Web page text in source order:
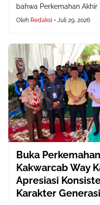
bahwa Perkemahan Akhir
Oleh Redaksi • Juli 29, 2026
Buka
Kakwarcab Way
Apresiasi
Karakter